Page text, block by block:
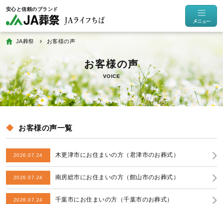
JA葬祭 お客様の声
VOICE
お客様の声一覧
2026.07.24 木更津市にお住まいの方（君津市のお葬式）
2026.07.24 南房総市にお住まいの方（館山市のお葬式）
2026.07.24 千葉市にお住まいの方（千葉市のお葬式）